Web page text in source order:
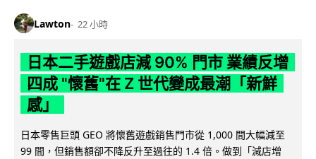
Lawton 22 小時
日本二手遊戲店減 90% 門市 業績反增
四成 "懷舊"在 Z 世代變成最潮「新鮮
感」
日本零售巨頭 GEO 將懷舊遊戲銷售門市從 1,000 間大幅減至
99 間，但銷售額卻不降反升至過往的 1.4 倍。做到「減店增